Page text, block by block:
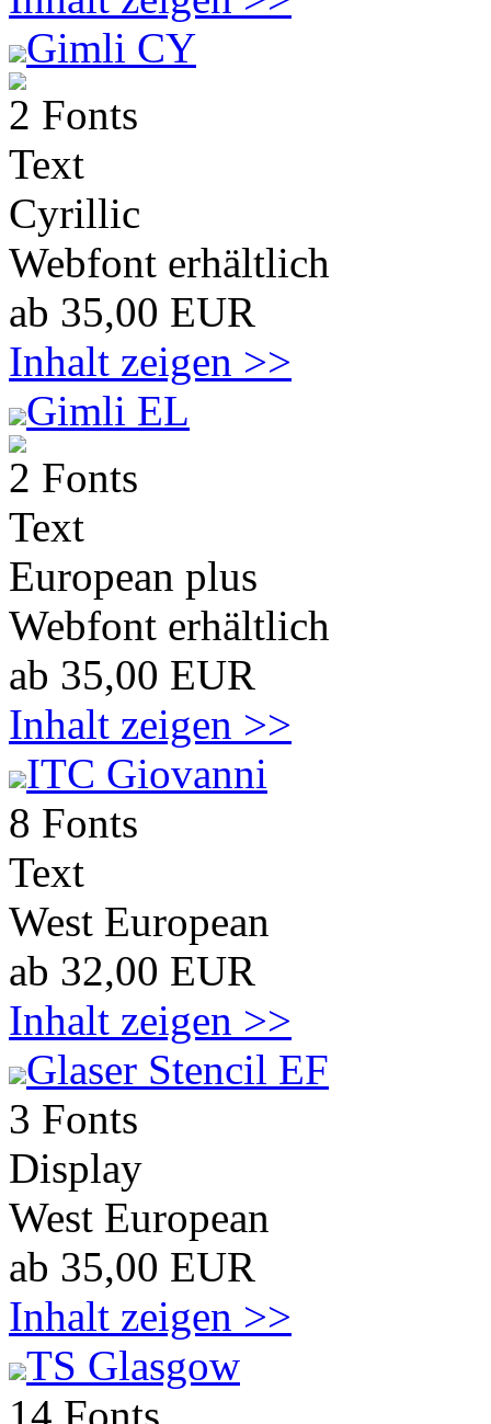
Gimli CY
2 Fonts
Text
Cyrillic
Webfont erhältlich
ab 35,00 EUR
Inhalt zeigen >>
Gimli EL
2 Fonts
Text
European plus
Webfont erhältlich
ab 35,00 EUR
Inhalt zeigen >>
ITC Giovanni
8 Fonts
Text
West European
ab 32,00 EUR
Inhalt zeigen >>
Glaser Stencil EF
3 Fonts
Display
West European
ab 35,00 EUR
Inhalt zeigen >>
TS Glasgow